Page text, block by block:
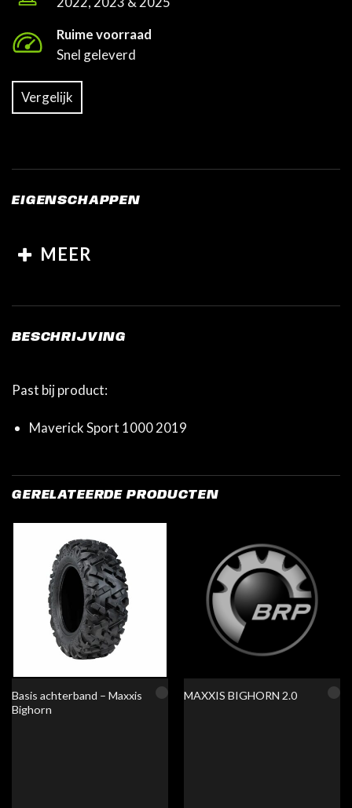
Ruime voorraad
Snel geleverd
Vergelijk
EIGENSCHAPPEN
MEER
BESCHRIJVING
Past bij product:
Maverick Sport 1000 2019
GERELATEERDE PRODUCTEN
Basis achterband – Maxxis
Bighorn
MAXXIS BIGHORN 2.0